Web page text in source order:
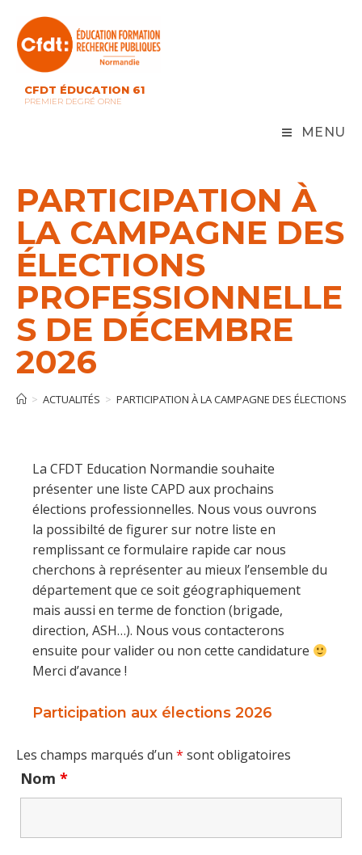
content
CFDT ÉDUCATION 61
PREMIER DEGRÉ ORNE
MENU
PARTICIPATION À
LA CAMPAGNE DES
ÉLECTIONS
PROFESSIONNELLE
S DE DÉCEMBRE
2026
> ACTUALITÉS > PARTICIPATION À LA CAMPAGNE DES ÉLECTIONS
La CFDT Education Normandie souhaite
présenter une liste CAPD aux prochains
élections professionnelles. Nous vous ouvrons
la possibilté de figurer sur notre liste en
remplissant ce formulaire rapide car nous
cherchons à représenter au mieux l’ensemble du
département que ce soit géographiquement
mais aussi en terme de fonction (brigade,
direction, ASH…). Nous vous contacterons
ensuite pour valider ou non cette candidature
Merci d’avance !
Participation aux élections 2026
Les champs marqués d’un * sont obligatoires
Nom *